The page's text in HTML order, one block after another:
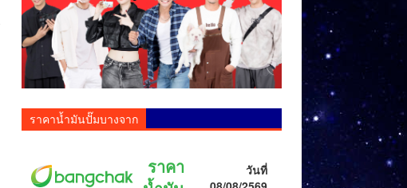
ราคาน้ำมันปั๊มบางจาก